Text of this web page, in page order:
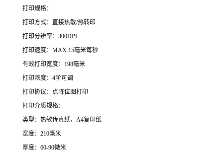
打印规格：
打印方式：直接热敏/热转印
打印分辨率：300DPI
打印速度：MAX.15毫米每秒
有效打印宽度：198毫米
打印浓度：4阶可调
打印协议：点阵位图打印
打印介质规格：
类型：热敏传真纸，A4复印纸
宽度：210毫米
厚度：60-90微米